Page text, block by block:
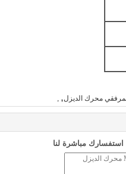
محرك الديزل,
,
استفسارك مباشرة لنا